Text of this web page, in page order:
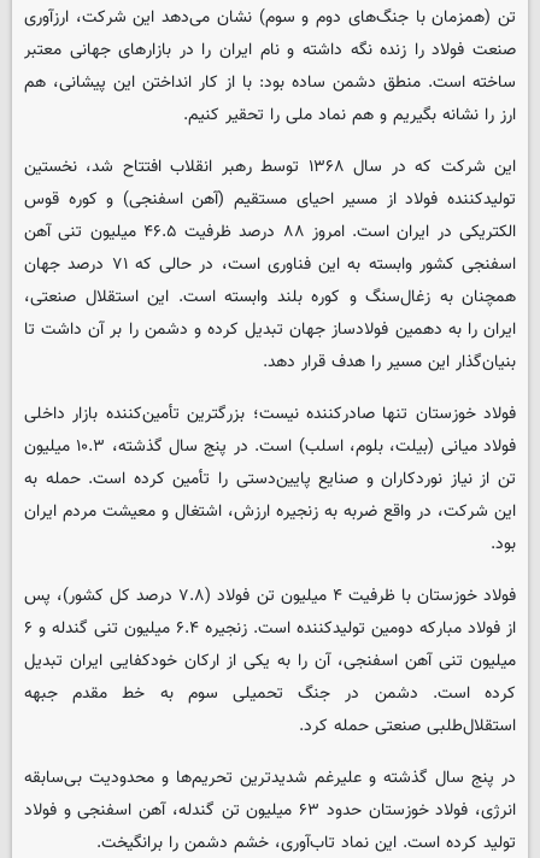
تن (همزمان با جنگ‌های دوم و سوم) نشان می‌دهد این شرکت، ارزآوری
صنعت فولاد را زنده نگه داشته و نام ایران را در بازارهای جهانی معتبر
ساخته است. منطق دشمن ساده بود: با از کار انداختن این پیشانی، هم
ارز را نشانه بگیریم و هم نماد ملی را تحقیر کنیم.
این شرکت که در سال ۱۳۶۸ توسط رهبر انقلاب افتتاح شد، نخستین
تولیدکننده فولاد از مسیر احیای مستقیم (آهن اسفنجی) و کوره قوس
الکتریکی در ایران است. امروز ۸۸ درصد ظرفیت ۴۶.۵ میلیون تنی آهن
اسفنجی کشور وابسته به این فناوری است، در حالی که ۷۱ درصد جهان
همچنان به زغال‌سنگ و کوره بلند وابسته است. این استقلال صنعتی،
ایران را به دهمین فولادساز جهان تبدیل کرده و دشمن را بر آن داشت تا
بنیان‌گذار این مسیر را هدف قرار دهد.
فولاد خوزستان تنها صادرکننده نیست؛ بزرگترین تأمین‌کننده بازار داخلی
فولاد میانی (بیلت، بلوم، اسلب) است. در پنج سال گذشته، ۱۰.۳ میلیون
تن از نیاز نوردکاران و صنایع پایین‌دستی را تأمین کرده است. حمله به
این شرکت، در واقع ضربه به زنجیره ارزش، اشتغال و معیشت مردم ایران
بود.
فولاد خوزستان با ظرفیت ۴ میلیون تن فولاد (۷.۸ درصد کل کشور)، پس
از فولاد مبارکه دومین تولیدکننده است. زنجیره ۶.۴ میلیون تنی گندله و ۶
میلیون تنی آهن اسفنجی، آن را به یکی از ارکان خودکفایی ایران تبدیل
کرده است. دشمن در جنگ تحمیلی سوم به خط مقدم جبهه
استقلال‌طلبی صنعتی حمله کرد.
در پنج سال گذشته و علیرغم شدیدترین تحریم‌ها و محدودیت بی‌سابقه
انرژی، فولاد خوزستان حدود ۶۳ میلیون تن گندله، آهن اسفنجی و فولاد
تولید کرده است. این نماد تاب‌آوری، خشم دشمن را برانگیخت.